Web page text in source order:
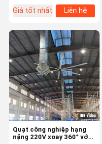
Nhà Sản Phẩm
Giá tốt nhất
Liên hệ
Quạt công nghiệp hạng
nặng 220V xoay 360° với